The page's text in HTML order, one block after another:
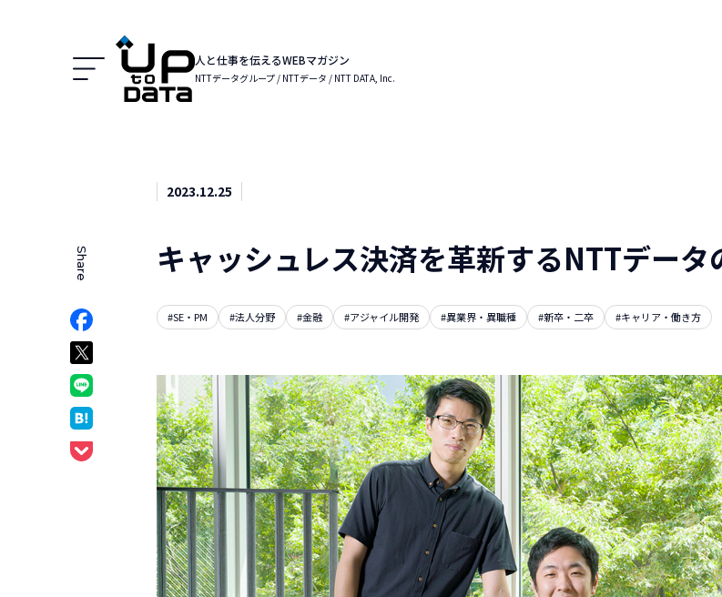
人と仕事を伝えるWEBマガジン
NTTデータグループ / NTTデータ / NTT DATA, Inc.
Menu
2023.12.25
キャッシュレス決済を革新するNTTデータ
#SE・PM #法人分野 #金融 #アジャイル開発 #異業界・異職種 #新卒・二卒 #キャリア・働き方
Share
Facebookでシェア
LINEでシェア
はてなブックマークでシェア
Pocketでシェア
ークでシェア